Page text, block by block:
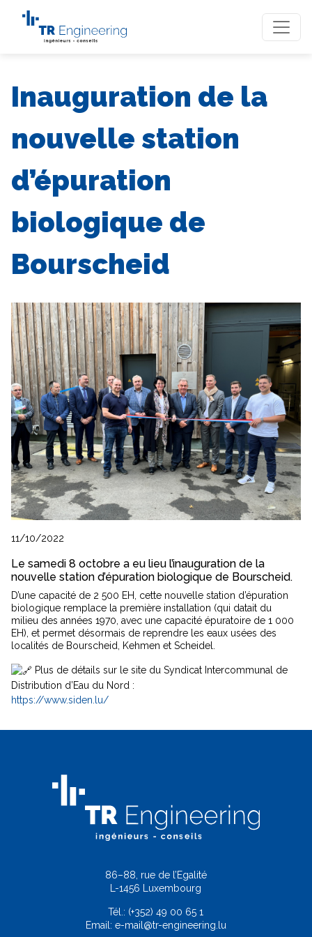
Inauguration de la
nouvelle station
d’épuration
biologique de
Bourscheid
11/10/2022
Le samedi 8 octobre a eu lieu l’inauguration de la
nouvelle station d’épuration biologique de Bourscheid.
D’une capacité de 2 500 EH, cette nouvelle station d’épuration
biologique remplace la première installation (qui datait du
milieu des années 1970, avec une capacité épuratoire de 1 000
EH), et permet désormais de reprendre les eaux usées des
localités de Bourscheid, Kehmen et Scheidel.
Plus de détails sur le site du Syndicat Intercommunal de
Distribution d’Eau du Nord :
https://www.siden.lu/
86–88, rue de l’Egalité
L-1456 Luxembourg
Tél.: (+352) 49 00 65 1
Email: e-mail@tr-engineering.lu